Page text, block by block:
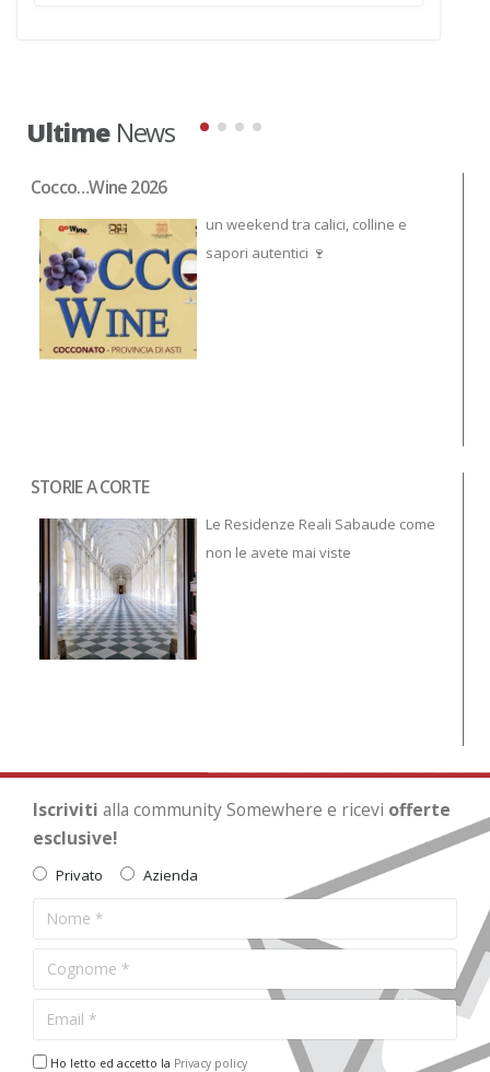
UltimeNews
Cocco…Wine 2026
un weekend tra calici, colline e
sapori autentici 🍷
STORIE A CORTE
Le Residenze Reali Sabaude come
non le avete mai viste
Iscriviti alla community Somewhere e ricevi offerte
esclusive!
Privato Azienda
Ho letto ed accetto la Privacy policy